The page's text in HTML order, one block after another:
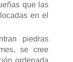
que las
en el
piedras
se cree
ordenada